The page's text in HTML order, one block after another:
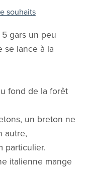
souhaits
gars un peu
se lance à la
fond de la forêt
un breton ne
autre,
particulier.
italienne mange